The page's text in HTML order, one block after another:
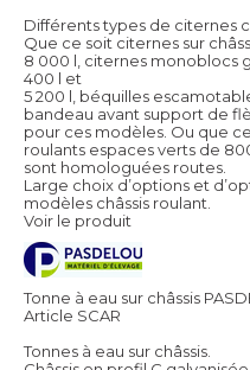
Différents types de citernes
Que ce soit citernes sur
8 000 l, citernes monoblocs
400 l et
5 200 l, béquilles
bandeau avant support de
pour ces modèles. Ou que
roulants espaces verts de
sont homologuées routes.
Large choix d’options et
modèles châssis roulant.
Voir le produit
Tonne à eau sur châssis
Article SCAR
Tonnes à eau sur châssis.